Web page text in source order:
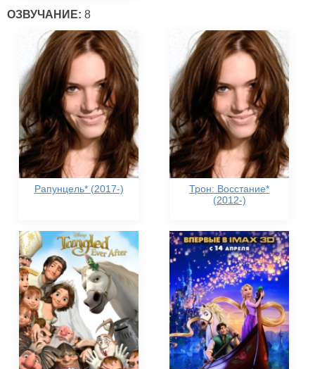
ОЗВУЧАНИЕ: 8
Рапунцель* (2017-)
Трон: Восстание*
(2012-)